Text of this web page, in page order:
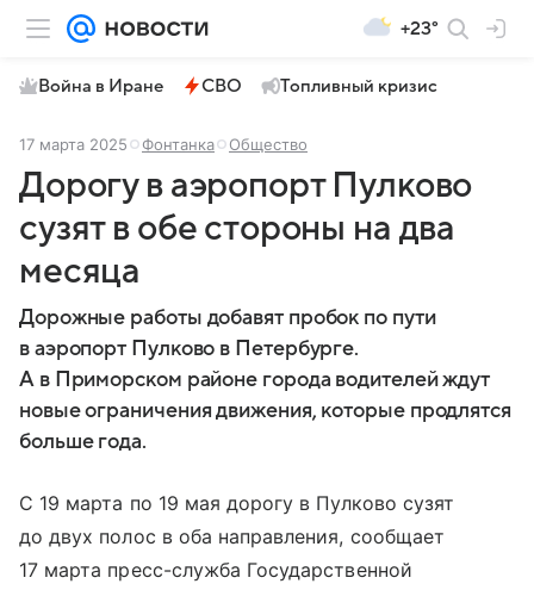
+23°
Война в Иране СВО Топливный кризис
17 марта 2025 Фонтанка Общество
Дорогу в аэропорт Пулково
сузят в обе стороны на два
месяца
Дорожные работы добавят пробок по пути
в аэропорт Пулково в Петербурге.
А в Приморском районе города водителей ждут
новые ограничения движения, которые продлятся
больше года.
С 19 марта по 19 мая дорогу в Пулково сузят
до двух полос в оба направления, сообщает
17 марта пресс-служба Государственной